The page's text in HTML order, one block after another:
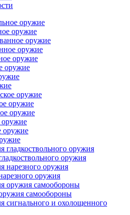
оружие
оружие
оружие
оружие
оружия
оружия
самообороны